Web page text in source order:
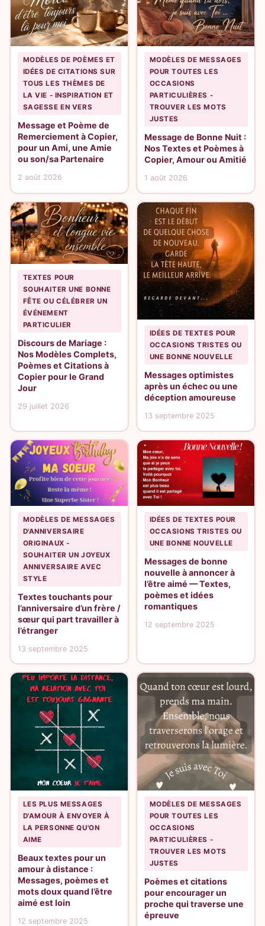
MODÈLES DE POÈMES ET
IDÉES DE CITATIONS SUR
TOUS LES THÈMES DE
LA VIE - INSPIRATION ET
SAGESSE EN VERS
Message et Poème de
Remerciement à Copier,
pour un Ami, une Amie
ou son/sa Partenaire
2 août 2026
MODÈLES DE MESSAGES
POUR TOUTES LES
OCCASIONS
PARTICULIÈRES -
TROUVER LES MOTS
JUSTES
Message de Bonne Nuit :
Nos Textes et Poèmes à
Copier, Amour ou Amitié
1 août 2026
TEXTES POUR
SOUHAITER UNE BONNE
FÊTE OU CÉLÉBRER UN
ÉVÉNEMENT
PARTICULIER
Discours de Mariage :
Nos Modèles Complets,
Poèmes et Citations à
Copier pour le Grand
Jour
29 juillet 2026
IDÉES DE TEXTES POUR
OCCASIONS TRISTES OU
UNE BONNE NOUVELLE
Messages optimistes
après un échec ou une
déception amoureuse
13 septembre 2025
MODÈLES DE MESSAGES
D'ANNIVERSAIRE
ORIGINAUX -
SOUHAITER UN JOYEUX
ANNIVERSAIRE AVEC
STYLE
Textes touchants pour
l’anniversaire d’un frère /
sœur qui part travailler à
l’étranger
13 septembre 2025
IDÉES DE TEXTES POUR
OCCASIONS TRISTES OU
UNE BONNE NOUVELLE
Messages de bonne
nouvelle à annoncer à
l’être aimé — Textes,
poèmes et idées
romantiques
12 septembre 2025
LES PLUS MESSAGES
D'AMOUR À ENVOYER À
LA PERSONNE QU'ON
AIME
Beaux textes pour un
amour à distance :
Messages, poèmes et
mots doux quand l’être
aimé est loin
12 septembre 2025
MODÈLES DE MESSAGES
POUR TOUTES LES
OCCASIONS
PARTICULIÈRES -
TROUVER LES MOTS
JUSTES
Poèmes et citations
pour encourager un
proche qui traverse une
épreuve